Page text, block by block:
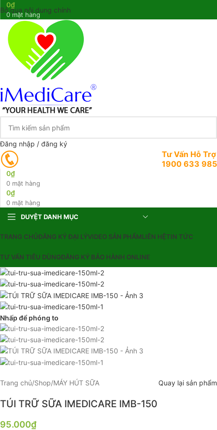
Bỏ qua nội dung chính
0mặt hàng
0₫
Đăng nhập / đăng ký
Tư Vấn Hỗ Trợ
1900 633 985
0 mặt hàng
0₫
0 mặt hàng
0₫
DUYỆT DANH MỤC
TRANG CHỦĐĂNG KÝ ĐẠI LÝVIDEO SẢN PHẨMLIÊN HỆTIN TỨC
TƯ VẤN TIÊU DÙNGĐĂNG KÝ BẢO HÀNH ONLINE
Nhấp để phóng to
Trang chủ/Shop/MÁY HÚT SỮA Quay lại sản phẩm
TÚI TRỮ SỮA IMEDICARE IMB-150
95.000₫